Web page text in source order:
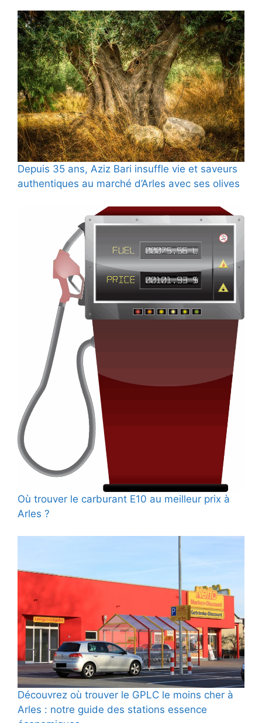
Depuis 35 ans, Aziz Bari insuffle vie et saveurs
authentiques au marché d’Arles avec ses olives
Où trouver le carburant E10 au meilleur prix à
Arles ?
Découvrez où trouver le GPLC le moins cher à
Arles : notre guide des stations essence